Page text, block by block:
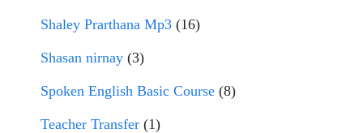
Shaley Prarthana Mp3 (16)
Shasan nirnay (3)
Spoken English Basic Course (8)
Teacher Transfer (1)